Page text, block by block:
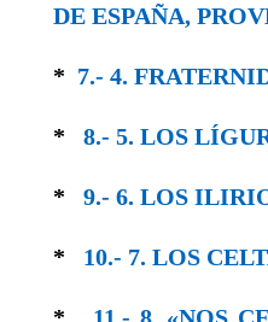
DE ESPAÑA,
* 7.- 4.
* 8.- 5. LOS
* 9.- 6. LOS
* 10.- 7. LOS